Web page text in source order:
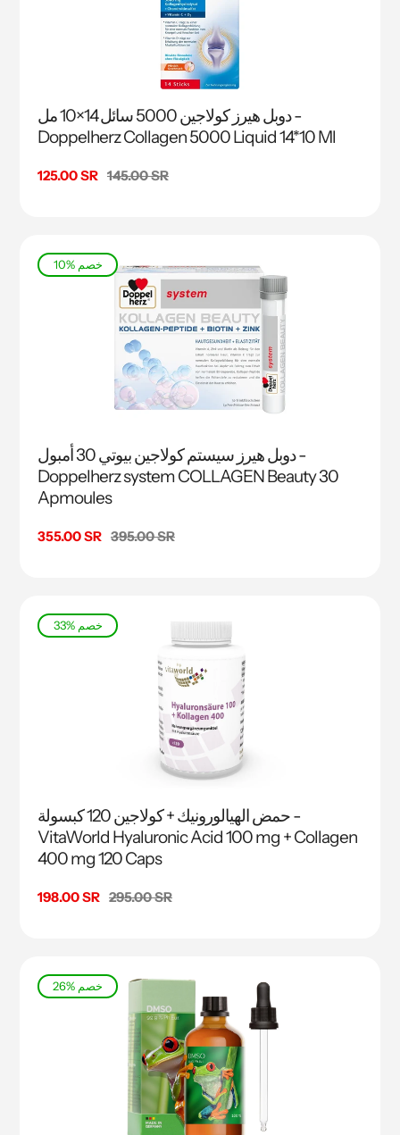
دوبل هيرز كولاجين 5000 سائل 14×10 مل -
Doppelherz Collagen 5000 Liquid 14*10 Ml
سعر
125.00 SR السعر
145.00 SR
10% خصم
دوبل هيرز سيستم كولاجين بيوتي 30 أمبول -
Doppelherz system COLLAGEN Beauty 30
Apmoules
سعر
355.00 SR السعر
395.00 SR
33% خصم
حمض الهيالورونيك + كولاجين 120 كبسولة -
VitaWorld Hyaluronic Acid 100 mg + Collagen
400 mg 120 Caps
سعر
198.00 SR السعر
295.00 SR
26% خصم